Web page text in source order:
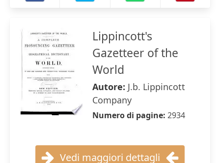
Lippincott's
Gazetteer of the
World
Autore: J.b. Lippincott
Company
Numero di pagine: 2934
Vedi maggiori dettagli